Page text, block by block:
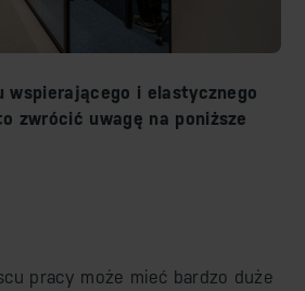
wspierającego i elastycznego
zwrócić uwagę na poniższe
pracy może mieć bardzo duże